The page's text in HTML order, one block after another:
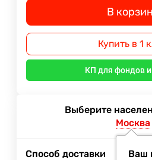
В
Купить в 1
КП для фондов
Выберите
Москва
Ваш
Способ доставки